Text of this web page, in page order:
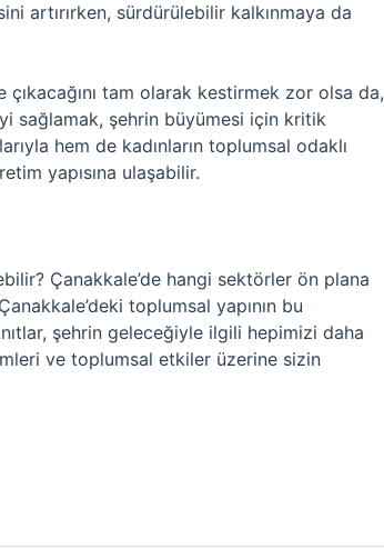
artırırken, sürdürülebilir kalkınmaya da
tam olarak kestirmek zor olsa da,
sağlamak, şehrin büyümesi için kritik
hem de kadınların toplumsal odaklı
yapısına ulaşabilir.
Çanakkale’de hangi sektörler ön plana
toplumsal yapının bu
şehrin geleceğiyle ilgili hepimizi daha
ve toplumsal etkiler üzerine sizin